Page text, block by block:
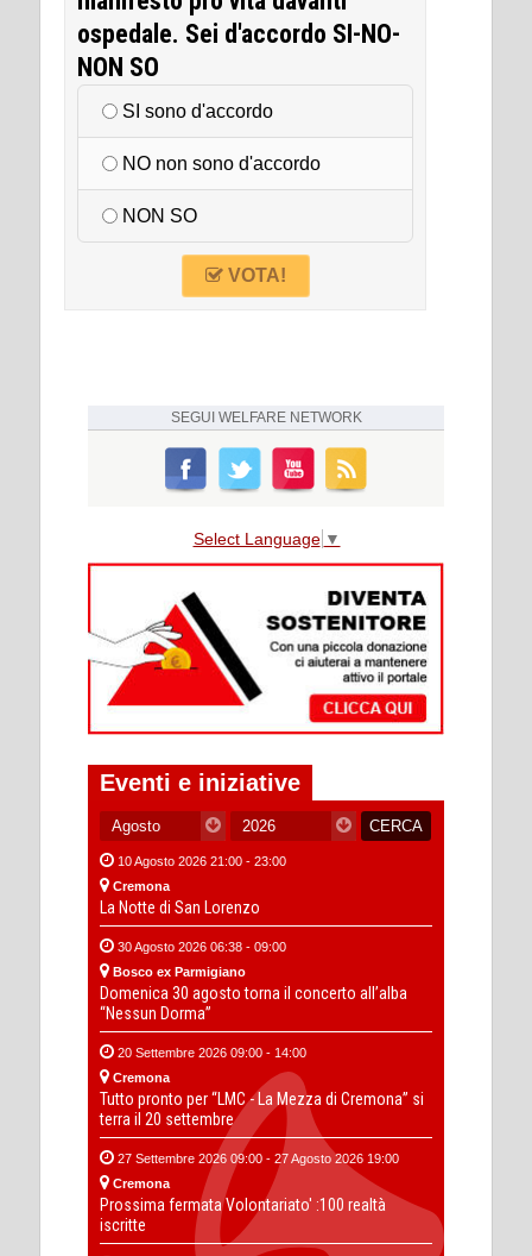
ospedale. Sei d'accordo SI-NO-
NON SO
SI sono d'accordo
NO non sono d'accordo
NON SO
VOTA!
SEGUI WELFARE NETWORK
Select Language ▼
Eventi e iniziative
10 Agosto 2026 21:00 - 23:00
Cremona
La Notte di San Lorenzo
30 Agosto 2026 06:38 - 09:00
Bosco ex Parmigiano
Domenica 30 agosto torna il concerto all’alba
“Nessun Dorma”
20 Settembre 2026 09:00 - 14:00
Cremona
Tutto pronto per “LMC - La Mezza di Cremona” si
terra il 20 settembre
27 Settembre 2026 09:00 - 27 Agosto 2026 19:00
Cremona
Prossima fermata Volontariato' :100 realtà
iscritte